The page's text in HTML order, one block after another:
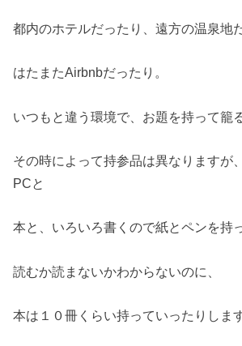
都内のホテルだったり、遠方の温泉地
はたまたAirbnbだったり。
いつもと違う環境で、お題を持って籠
その時によって持参品は異なりますが
PCと
本と、いろいろ書くので紙とペンを持
読むか読まないかわからないのに、
本は１０冊くらい持っていったりします